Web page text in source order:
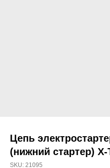
Цепь
(нижний стартер) X-
SKU: 21095